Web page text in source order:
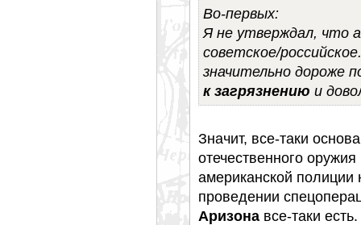
Во-первых:
Я не утверждал, что
советское/
значительно дороже
к загрязнению и
Значит, все-таки
отечественного
американской полиции
проведении
Аризона все-таки